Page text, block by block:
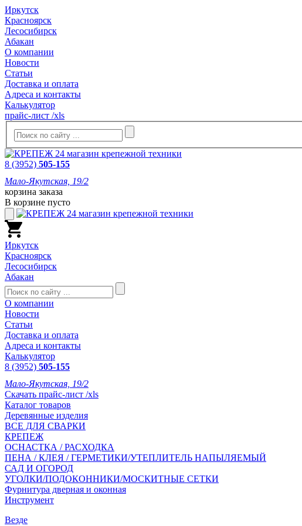
Иркутск
Красноярск
Лесосибирск
Абакан
О компании
Новости
Статьи
Доставка и оплата
Адреса и контакты
Калькулятор
прайс-лист /xls
8 (3952) 505-155
Мало-Якутская, 19/2
корзина заказа
В корзине пусто
Иркутск
Красноярск
Лесосибирск
Абакан
О компании
Новости
Статьи
Доставка и оплата
Адреса и контакты
Калькулятор
8 (3952) 505-155
Мало-Якутская, 19/2
Скачать прайс-лист /xls
Каталог товаров
Деревянные изделия
ВСЕ ДЛЯ СВАРКИ
КРЕПЕЖ
ОСНАСТКА / РАСХОДКА
ПЕНА / КЛЕЯ / ГЕРМЕТИКИ/УТЕПЛИТЕЛЬ НАПЫЛЯЕМЫЙ
САД И ОГОРОД
УГОЛКИ/ПОДОКОННИКИ/МОСКИТНЫЕ СЕТКИ
Фурнитура дверная и оконная
Инструмент
Везде